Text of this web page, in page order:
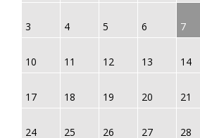
3 4 5 6 7
10 11 12 13 14
17 18 19 20 21
24 25 26 27 28